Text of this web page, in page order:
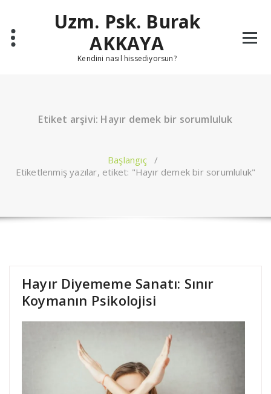
Uzm. Psk. Burak
AKKAYA
Kendini nasıl hissediyorsun?
Etiket arşivi: Hayır demek bir sorumluluk
Başlangıç/
Etiketlenmiş yazılar, etiket: "Hayır demek bir sorumluluk"
Hayır Diyememe Sanatı: Sınır
Koymanın Psikolojisi